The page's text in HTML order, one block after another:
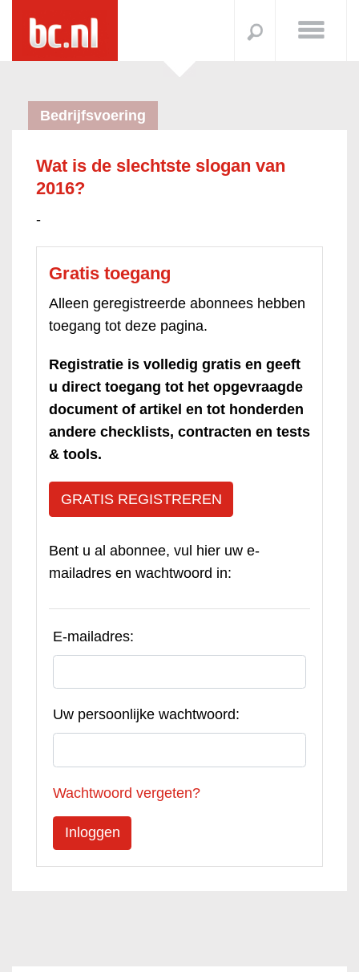
Bedrijfsvoering
Wat is de slechtste slogan van
2016?
-
Gratis toegang
Alleen geregistreerde abonnees hebben
toegang tot deze pagina.
Registratie is volledig gratis en geeft
u direct toegang tot het opgevraagde
document of artikel en tot honderden
andere checklists, contracten en tests
& tools.
GRATIS REGISTREREN
Bent u al abonnee, vul hier uw e-
mailadres en wachtwoord in:
E-mailadres:
Uw persoonlijke wachtwoord:
Wachtwoord vergeten?